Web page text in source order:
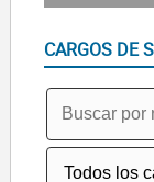
CARGOS DE